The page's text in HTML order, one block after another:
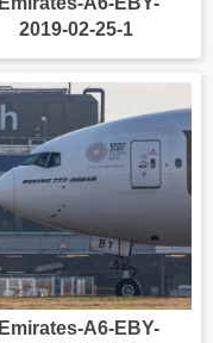
2019-02-25-1
Emirates-A6-EBY-